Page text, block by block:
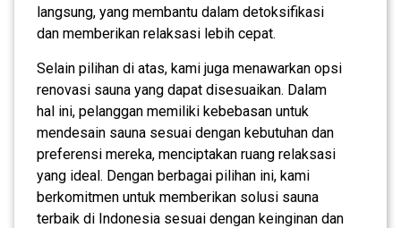
langsung, yang membantu dalam detoksifikasi
dan memberikan relaksasi lebih cepat.
Selain pilihan di atas, kami juga menawarkan opsi
renovasi sauna yang dapat disesuaikan. Dalam
hal ini, pelanggan memiliki kebebasan untuk
mendesain sauna sesuai dengan kebutuhan dan
preferensi mereka, menciptakan ruang relaksasi
yang ideal. Dengan berbagai pilihan ini, kami
berkomitmen untuk memberikan solusi sauna
terbaik di Indonesia sesuai dengan keinginan dan